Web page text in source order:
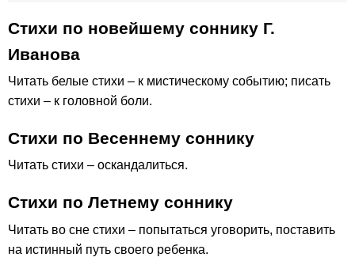
Стихи по новейшему соннику Г.
Иванова
Читать белые стихи – к мистическому событию; писать
стихи – к головной боли.
Стихи по Весеннему соннику
Читать стихи – оскандалиться.
Стихи по Летнему соннику
Читать во сне стихи – попытаться уговорить, поставить
на истинный путь своего ребенка.